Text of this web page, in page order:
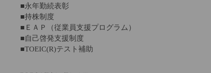
■永年勤続表彰
■持株制度
■ＥＡＰ（従業員支援プログラム）
■自己啓発支援制度
■TOEIC(R)テスト補助